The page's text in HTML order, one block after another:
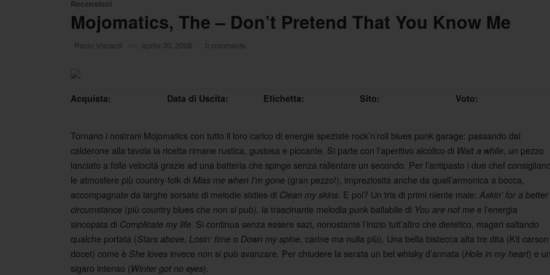
Recensioni
Mojomatics, The – Don’t Pretend That You Know Me
Paolo Viscardi aprile 30, 2008 0 comments
Acquista: Data di Uscita: Etichetta: Sito: Voto:
Tornano i nostrani Mojomatics con tutto il loro carico di energie speziate rock’n’roll blues punk garage: passando dal
calderone alla tavola la ricetta rimane rustica, gustosa e piccante. Si parte con l’aperitivo alcolico di Wait a while , un pezzo
lanciato a folle velocità grazie ad una batteria che spinge senza rallentare un secondo. Per l’antipasto i due chef consigliano
le atmosfere più country-folk di Miss me when I’m gone (gran pezzo!), impreziosita anche da quell’armonica a bocca,
accompagnate da larghe sorsate di melodie sixties di Clean my skins . E poi? Un tris di primi niente male: Askin’ for a better
circumstance (più country blues che non si può), la trascinante melodia punk ballabile di You are not me e l’energia
sincopata di Complicate my life . Si continua senza essere sazi, nonostante l’inizio tutt’altro che dietetico, magari saltando
qualche portata (Stars above Losin’ time o Down my spine , carine ma nulla più). Una bella bistecca alta tre dita (Kit carson
docet) come è She loves invece non si può avanzare. Per chiudere la serata un bel whisky d’annata (Hole in my heart) e un
sigaro intenso (Winter got no eyes).